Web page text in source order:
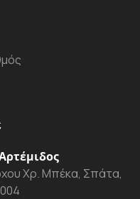
Χρ. Μπέκα, Σπάτα,